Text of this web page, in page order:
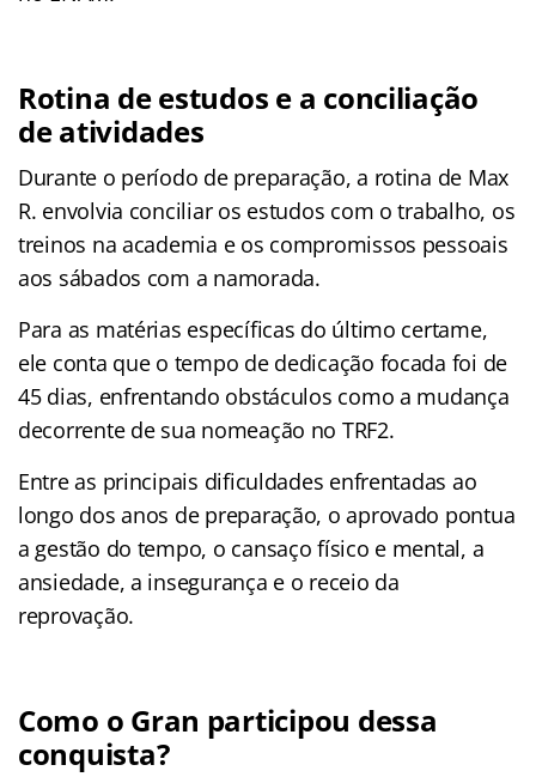
Rotina de estudos e a conciliação
de atividades
Durante o período de preparação, a rotina de Max
R. envolvia conciliar os estudos com o trabalho, os
treinos na academia e os compromissos pessoais
aos sábados com a namorada.
Para as matérias específicas do último certame,
ele conta que o tempo de dedicação focada foi de
45 dias, enfrentando obstáculos como a mudança
decorrente de sua nomeação no TRF2.
Entre as principais dificuldades enfrentadas ao
longo dos anos de preparação, o aprovado pontua
a gestão do tempo, o cansaço físico e mental, a
ansiedade, a insegurança e o receio da
reprovação.
Como o Gran participou dessa
conquista?